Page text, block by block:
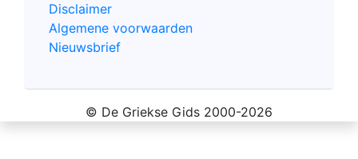
Disclaimer
Algemene voorwaarden
Nieuwsbrief
© De Griekse Gids 2000-2026